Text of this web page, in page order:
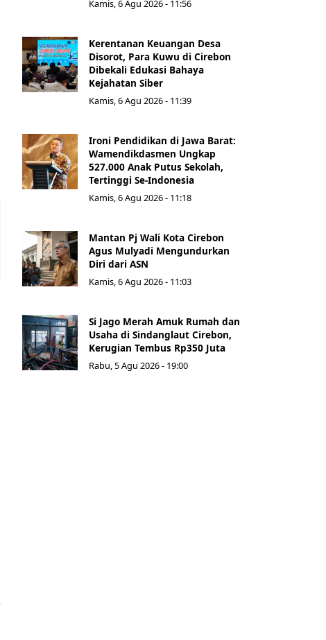
Kamis, 6 Agu 2026 - 11:56
Kerentanan Keuangan Desa
Disorot, Para Kuwu di Cirebon
Dibekali Edukasi Bahaya
Kejahatan Siber
Kamis, 6 Agu 2026 - 11:39
Ironi Pendidikan di Jawa Barat:
Wamendikdasmen Ungkap
527.000 Anak Putus Sekolah,
Tertinggi Se-Indonesia
Kamis, 6 Agu 2026 - 11:18
Mantan Pj Wali Kota Cirebon
Agus Mulyadi Mengundurkan
Diri dari ASN
Kamis, 6 Agu 2026 - 11:03
Si Jago Merah Amuk Rumah dan
Usaha di Sindanglaut Cirebon,
Kerugian Tembus Rp350 Juta
Rabu, 5 Agu 2026 - 19:00